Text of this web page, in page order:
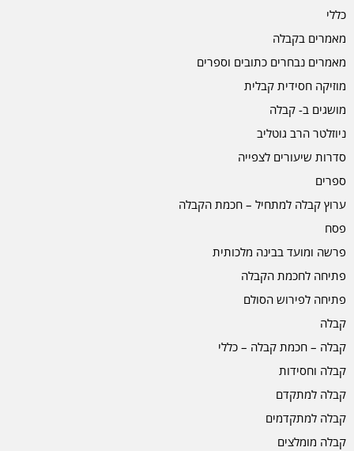
כללי
מאמרים בקבלה
מאמרים נבחרים כתובים וספרים
מוזיקה חסידית קבלית
מושגים ב- קבלה
ניוזלטר הרב גוטליב
סדרות שיעורים לצפייה
ספרים
ערוץ קבלה למתחיל – חכמת הקבלה
פסח
פרשה ומועד בבינה מלכותית
פתיחה לחכמת הקבלה
פתיחה לפירוש הסולם
קבלה
קבלה – חכמת קבלה – כללי
קבלה וחסידות
קבלה למתקדם
קבלה למתקדמים
קבלה מומלצים